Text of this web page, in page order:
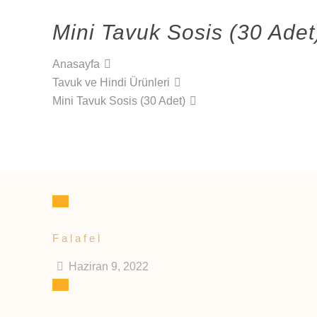
Mini Tavuk Sosis (30
Anasayfa
Tavuk ve Hindi Ürünleri
Mini Tavuk Sosis (30 Adet)
Falafel
Haziran 9, 2022